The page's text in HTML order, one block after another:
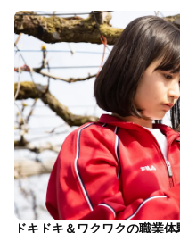
ドキドキ＆ワクワクの職業